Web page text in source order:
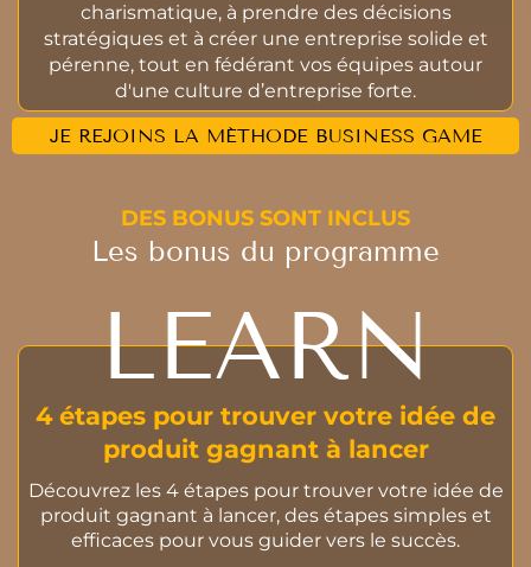
charismatique, à prendre des décisions
stratégiques et à créer une entreprise solide et
pérenne, tout en fédérant vos équipes autour
d'une culture d’entreprise forte.
JE REJOINS LA MÉTHODE BUSINESS GAME
DES BONUS SONT INCLUS
Les bonus du programme
LEARN
4 étapes pour trouver votre idée de
produit gagnant à lancer
Découvrez les 4 étapes pour trouver votre idée de
produit gagnant à lancer, des étapes simples et
efficaces pour vous guider vers le succès.